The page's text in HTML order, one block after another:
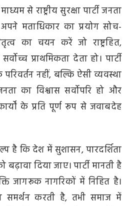
से राष्ट्रीय सुरक्षा पार्टी जनता
मताधिकार का प्रयोग सोच-
का चयन करें जो राष्ट्रहित,
प्राथमिकता देता हो। पार्टी
नहीं, बल्कि ऐसी व्यवस्था
का विश्वास सर्वोपरि हो और
के प्रति पूर्ण रूप से जवाबदेह
है कि देश में सुशासन, पारदर्शिता
बढ़ावा दिया जाए। पार्टी मानती है
जागरूक नागरिकों में निहित है।
करती है, तभी समाज में